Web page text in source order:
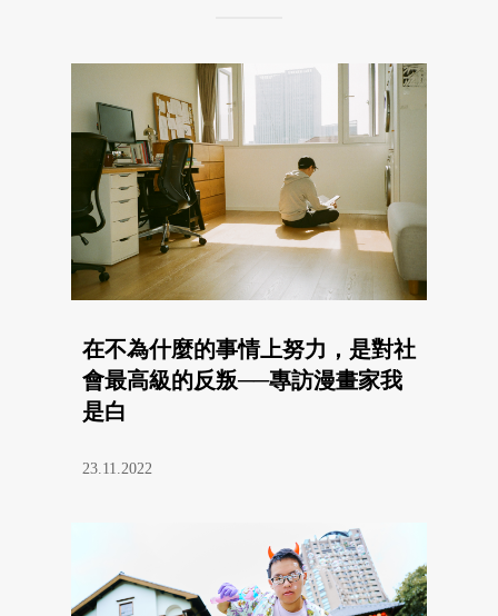
在不為什麼的事情上努力，是對社
會最高級的反叛──專訪漫畫家我
是白
23.11.2022